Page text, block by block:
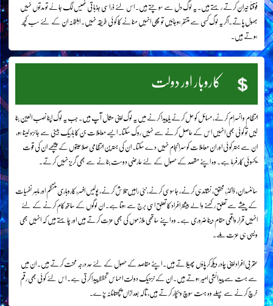
فوقتاً حیران کرتے رہتے ہیں۔ یہ لوگ دل سے سوچتے ہیں۔ اس لئے ذرا سی جذباتی ٹھیس لگ جائے تو مدتوں نہیں
بھول پاتے۔اگر یہ لوگ کسی سے متنفر ہوجائیں تو پھی انہیں منانے کا کوئی طریقہ نہیں۔ اہلخانہ ان کے لئے سب کچھ
ہوتے ہیں۔
کاروبار اور دولت
انتظام و انسرام کرنے، مسائل کو حل کرنے یا پیدا کرنے میں یہ لوگ اپنی مثال آپ ہیں۔ جب یہ لوگ اپنا نصب العین بنا
لیں تو کوئی بھی انہیں اس کے حاصل کرنے سے نہیں روک سکتا۔ ایسے معاملات جن کا باریک بینی سے جائزہ لینا ہو،
ان سے بہتر کوئی اور ان معاملات کو سرانجام نہیں دے سکتا۔ ان کی بہترین انتظامی صلاحیتوں کے پیچھے ان کی قوت
یکسوئی کارفرما ہے۔ وہ اپنے مقصد کے حصول کے لئے عارضی دوست بنانے سے بھی گریز نہیں کرتے۔
سائنسدان، ڈاکٹر، محقق، نشاندہی کرنے، جاسوسی کرنے، نئی راہیں تلاش کرنے، پولیس افسر، کاروباری منتظم اور ماہر نفسیات
کے پیشے سے تعلق رکھنے والے بیشتر افراد کا تعلق اسی برج سے ہوتا ہے۔ ان لوگوں کے ساتھ کام کرنے کے لئے
انہیں قرار واقعی مقام دینا ضروری ہے۔ وہ اپنے ساتھی ملازموں کی بھی عزت کرتے ہیں اور چاہتے ہیں کہ انہیں بھی
ویسی ہی عزت ملے۔
عقربی افراد اپنی چادر دیکھ کر پاؤں پھیلاتے ہیں۔ اپنے مقاصد کے حصول کے لئے حد درجہ محنت کرتے ہیں۔ ان میں
سے بہت سے پیدائشی امیر ہوتے ہیں۔ ان کے نزدیک دولت احساس تحفظ پیدا کرتی ہے۔ اس لئے کوئی بھی رقم
خرچ کرنے سے پہلے وہ بہت سوچ و بچار کرتے ہیں، تاکہ بعد ازاں پچھتانانہ پڑے۔